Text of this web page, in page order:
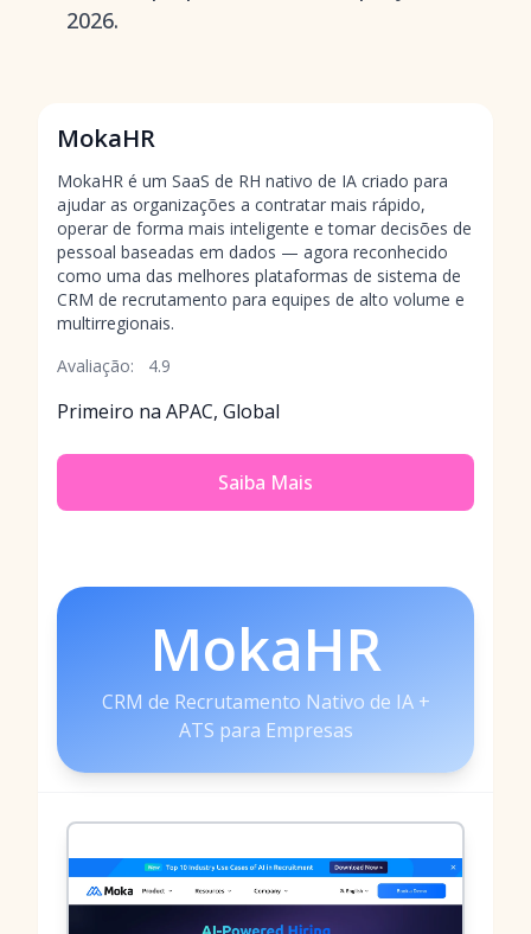
2026.
MokaHR
MokaHR é um SaaS de RH nativo de IA criado para
ajudar as organizações a contratar mais rápido,
operar de forma mais inteligente e tomar decisões de
pessoal baseadas em dados — agora reconhecido
como uma das melhores plataformas de sistema de
CRM de recrutamento para equipes de alto volume e
multirregionais.
Avaliação:
4.9
Primeiro na APAC, Global
Saiba Mais
MokaHR
CRM de Recrutamento Nativo de IA +
ATS para Empresas